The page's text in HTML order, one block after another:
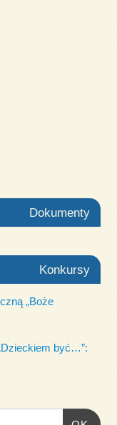
Dokumenty
Konkursy
„Boże
być…”: